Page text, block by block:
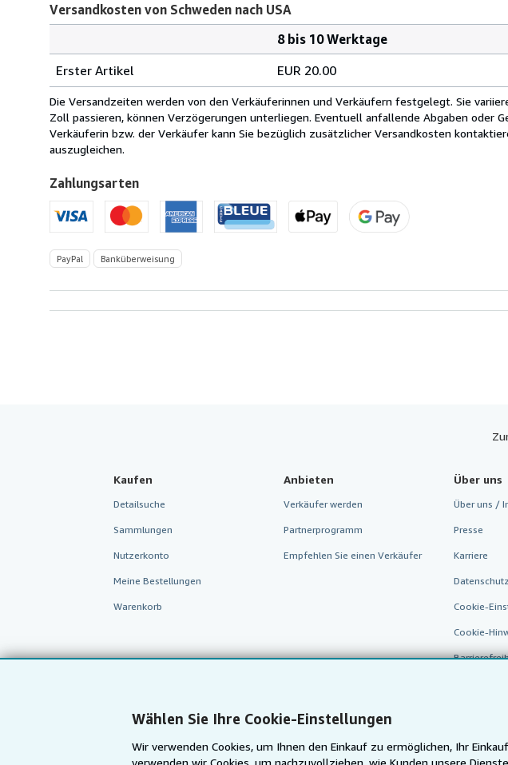
Wählen Sie Ihre Cookie-Einstellungen
Wir verwenden Cookies, um Ihnen den Einkauf zu ermöglichen, Ihr
verwenden wir Cookies, um nachzuvollziehen, wie Kunden unsere
Versandkosten von Schweden nach USA
von
Schweden
nach
USA
8 bis 10 Werktage
Erster Artikel
EUR 20.00
Die Versandzeiten werden von den Verkäuferinnen und Verkäufern festgelegt. Sie
Zoll passieren, können Verzögerungen unterliegen. Eventuell anfallende Abgaben oder
Verkäuferin bzw. der Verkäufer kann Sie bezüglich zusätzlicher Versandkosten
auszugleichen.
Zahlungsarten
PayPal Banküberweisung
Kaufen
Detailsuche
Sammlungen
Nutzerkonto
Meine Bestellungen
Warenkorb
Anbieten
Verkäufer werden
Partnerprogramm
Empfehlen Sie einen Verkäufer
Über uns
Über uns /
Presse
Karriere
Cookie-
Cookie-